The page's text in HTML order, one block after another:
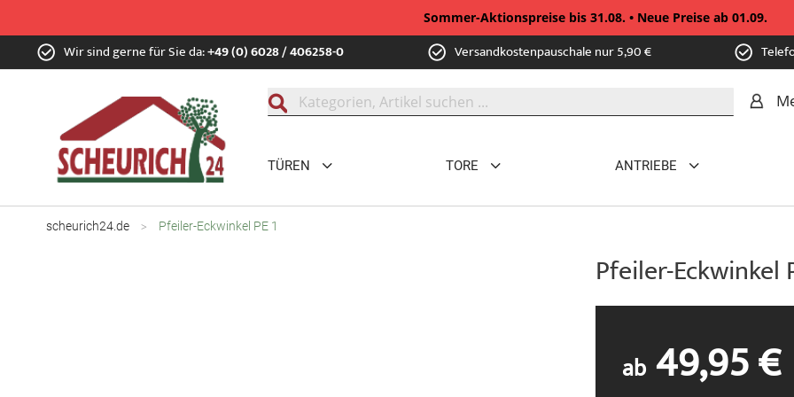
Sommer-Aktionspreise bis 31.08. • Neue Preise ab 01.09.
Zum
Inhalt Wir sind gerne für Sie da:+49 (0) 6028 / 406258-0 Versandkostenpauschale nur 5,90 €
TÜREN TORE ANTRIEBE
scheurich24.de Pfeiler-Eckwinkel PE 1
Pfeiler-Eckwinkel
ab 49,95 €